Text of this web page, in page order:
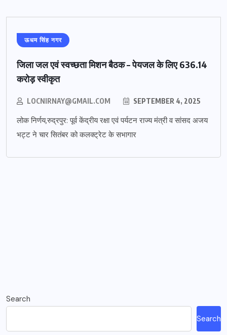
ऊधम सिंह नगर
जिला जल एवं स्वच्छता मिशन बैठक – पेयजल के लिए 636.14
करोड़ स्वीकृत
LOCNIRNAY@GMAIL.COM SEPTEMBER 4, 2025
लोक निर्णय,रुद्रपुर: पूर्व केंद्रीय रक्षा एवं पर्यटन राज्य मंत्री व सांसद अजय
भट्ट ने चार सितंबर को कलक्ट्रेट के सभागार
Search
Search